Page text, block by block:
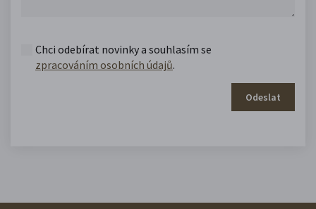
Chci odebírat novinky a souhlasím se
zpracováním osobních údajů.
Odeslat